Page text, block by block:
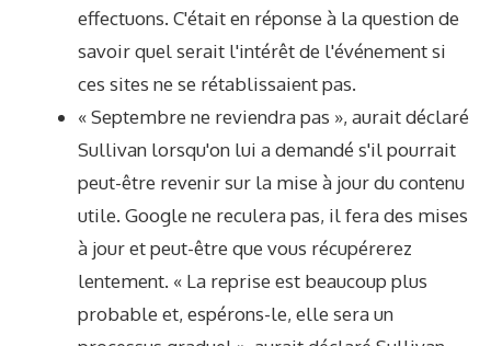
effectuons. C'était en réponse à la question de
savoir quel serait l'intérêt de l'événement si
ces sites ne se rétablissaient pas.
« Septembre ne reviendra pas », aurait déclaré
Sullivan lorsqu'on lui a demandé s'il pourrait
peut-être revenir sur la mise à jour du contenu
utile. Google ne reculera pas, il fera des mises
à jour et peut-être que vous récupérerez
lentement. « La reprise est beaucoup plus
probable et, espérons-le, elle sera un